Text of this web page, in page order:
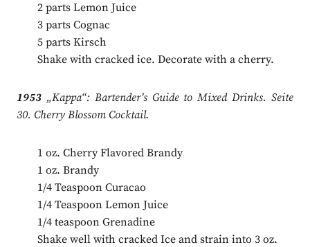
2 parts Lemon Juice
3 parts Cognac
5 parts Kirsch
Shake with cracked ice. Decorate with a cherry.
1953„Kappa“: Bartender’s Guide to Mixed Drinks. Seite
30. Cherry Blossom Cocktail.
1 oz. Cherry Flavored Brandy
1 oz. Brandy
1/4 Teaspoon Curacao
1/4 Teaspoon Lemon Juice
1/4 teaspoon Grenadine
Shake well with cracked Ice and strain into 3 oz.